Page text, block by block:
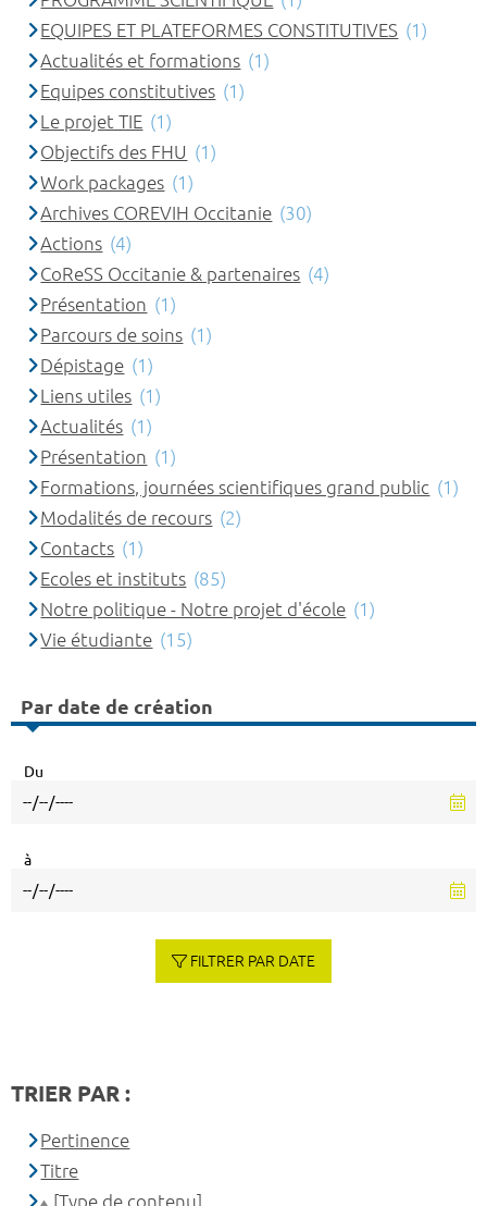
EQUIPES ET PLATEFORMES CONSTITUTIVES (1)
Actualités et formations (1)
Equipes constitutives (1)
Le projet TIE (1)
Objectifs des FHU (1)
Work packages (1)
Archives COREVIH Occitanie (30)
Actions (4)
CoReSS Occitanie & partenaires (4)
Présentation (1)
Parcours de soins (1)
Dépistage (1)
Liens utiles (1)
Actualités (1)
Présentation (1)
Formations, journées scientifiques grand public (1)
Modalités de recours (2)
Contacts (1)
Ecoles et instituts (85)
Notre politique - Notre projet d'école (1)
Vie étudiante (15)
Par date de création
Du
à
FILTRER PAR DATE
TRIER PAR :
Pertinence
Titre
[Type de contenu]